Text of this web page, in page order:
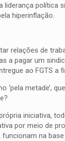
política
hiperinflação.
relações de
a pagar um
ao FGTS
‘pela metade’,
iniciativa,
por meio de
na